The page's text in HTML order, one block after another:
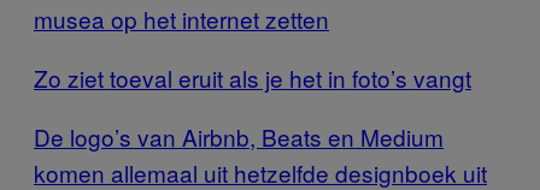
musea op het internet zetten
Zo ziet toeval eruit als je het in foto’s vangt
De logo’s van Airbnb, Beats en Medium
komen allemaal uit hetzelfde designboek uit